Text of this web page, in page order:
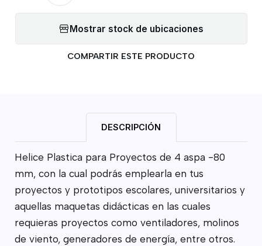
Mostrar stock de ubicaciones
COMPARTIR ESTE PRODUCTO
DESCRIPCIÓN
Helice Plastica para Proyectos de 4 aspa -80
mm, con la cual podrás emplearla en tus
proyectos y prototipos escolares, universitarios y
aquellas maquetas didácticas en las cuales
requieras proyectos como ventiladores, molinos
de viento, generadores de energía, entre otros.